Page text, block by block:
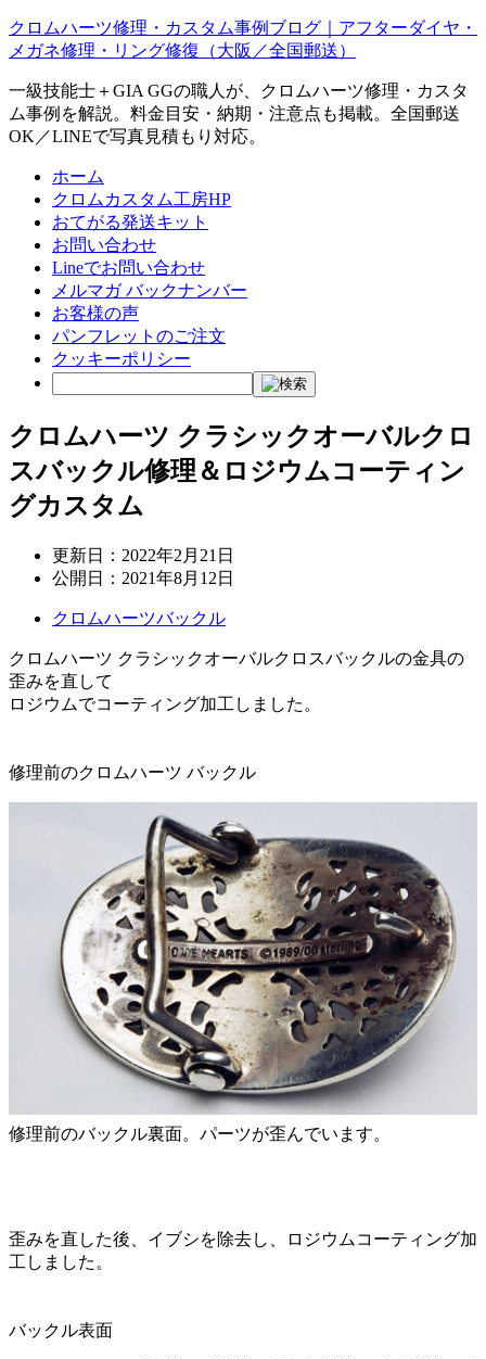
クロムハーツ修理・カスタム事例ブログ｜アフターダイヤ・
メガネ修理・リング修復（大阪／全国郵送）
一級技能士＋GIA GGの職人が、クロムハーツ修理・カスタ
ム事例を解説。料金目安・納期・注意点も掲載。全国郵送
OK／LINEで写真見積もり対応。
ホーム
クロムカスタム工房HP
おてがる発送キット
お問い合わせ
Lineでお問い合わせ
メルマガ バックナンバー
お客様の声
パンフレットのご注文
クッキーポリシー
クロムハーツ クラシックオーバルクロ
スバックル修理＆ロジウムコーティン
グカスタム
更新日： 2022年2月21日
公開日： 2021年8月12日
クロムハーツバックル
クロムハーツ クラシックオーバルクロスバックルの金具の
歪みを直して
ロジウムでコーティング加工しました。
修理前のクロムハーツ バックル
修理前のバックル裏面。パーツが歪んでいます。
歪みを直した後、イブシを除去し、ロジウムコーティング加
工しました。
バックル表面